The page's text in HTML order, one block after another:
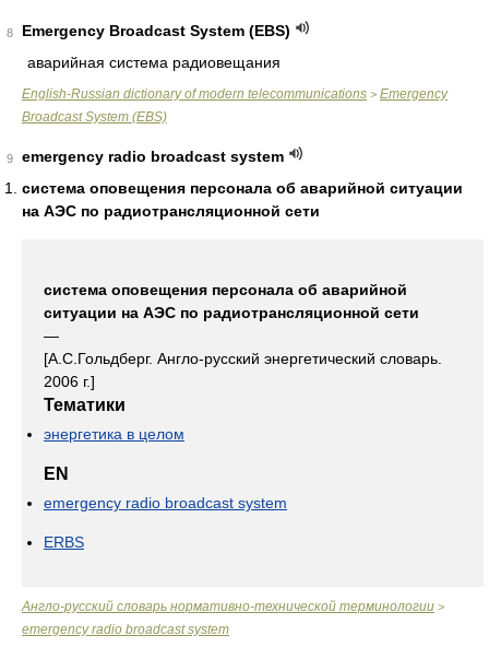
8
Emergency Broadcast System (EBS)
аварийная система радиовещания
English-Russian dictionary of modern telecommunications > Emergency
Broadcast System (EBS)
9
emergency radio broadcast system
система оповещения персонала об аварийной ситуации
на АЭС по радиотрансляционной сети
система оповещения персонала об аварийной
ситуации на АЭС по радиотрансляционной сети
—
[А.С.Гольдберг. Англо-русский энергетический словарь.
2006 г.]
Тематики
энергетика в целом
EN
emergency radio broadcast system
ERBS
Англо-русский словарь нормативно-технической терминологии >
emergency radio broadcast system